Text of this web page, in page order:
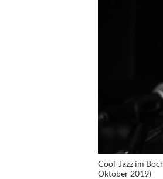
Cool-Jazz im
Oktober 2019)